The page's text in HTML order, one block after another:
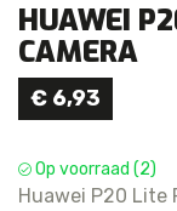
HUAWEI
CAMERA
€ 6,93
Op voorraad (2)
Huawei P20